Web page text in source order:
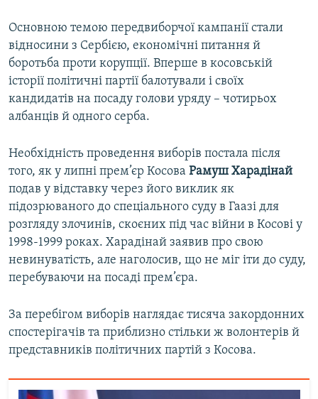
Основною темою передвиборчої кампанії стали
відносини з Сербією, економічні питання й
боротьба проти корупції. Вперше в косовській
історії політичні партії балотували і своїх
кандидатів на посаду голови уряду – чотирьох
албанців й одного серба.
Необхідність проведення виборів постала після
того, як у липні прем’єр Косова Раму​ш Харадінай
подав у відставку через його виклик як
підозрюваного до спеціального суду в Гаазі для
розгляду злочинів, скоєних під час війни в Косові у
1998-1999 роках. Харадінай заявив про свою
невинуватість, але наголосив, що не міг іти до суду,
перебуваючи на посаді прем’єра.
За перебігом виборів наглядає тисяча закордонних
спостерігачів та приблизно стільки ж волонтерів й
представників політичних партій з Косова.